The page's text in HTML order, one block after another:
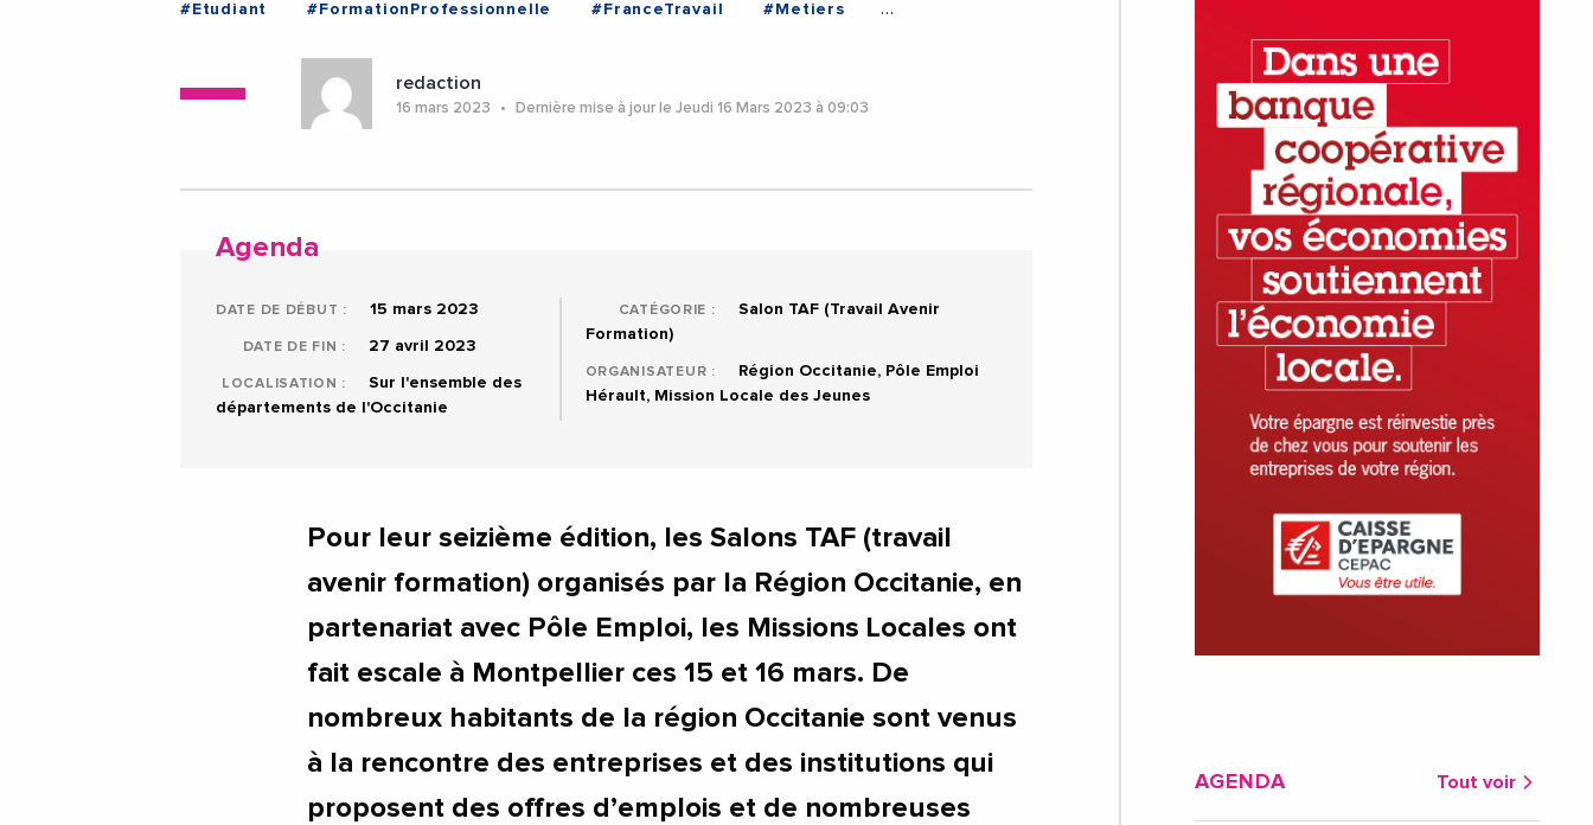
#Etudiant
#FormationProfessionnelle #FranceTravail
#Metiers
redaction
16 mars 2023 Dernière mise à jour le Jeudi 16 Mars 2023 à 09:03
Agenda
DATE DE DÉBUT : 15 mars 2023
DATE DE FIN : 27 avril 2023
LOCALISATION :
Sur l'ensemble des
départements de l'Occitanie
CATÉGORIE :
Salon TAF (Travail Avenir
Formation)
ORGANISATEUR :
Région Occitanie, Pôle Emploi
Hérault, Mission Locale des Jeunes
Pour leur seizième édition, les Salons TAF (travail
avenir formation) organisés par la Région Occitanie, en
partenariat avec Pôle Emploi, les Missions Locales ont
fait escale à Montpellier ces 15 et 16 mars. De
nombreux habitants de la région Occitanie sont venus
à la rencontre des entreprises et des institutions qui
proposent des offres d’emplois et de nombreuses
AGENDA Tout voir